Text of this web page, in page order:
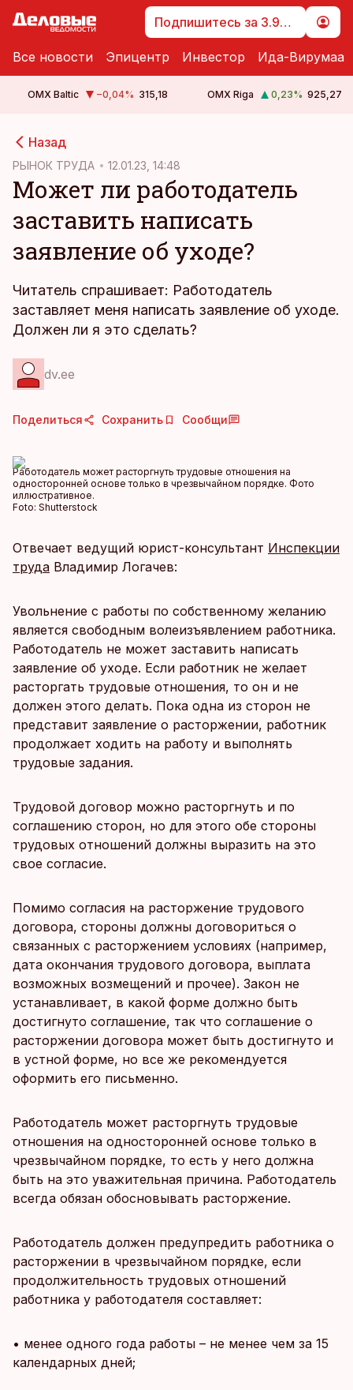
Подпишитесь за 3.99 €
Все новости Эпицентр Инвестор Ида-Вирумаа
OMX Baltic −0,04% 315,18 OMX Riga 0,23% 925,27
Назад
РЫНОК ТРУДА 12.01.23, 14:48
Может ли работодатель
заставить написать
заявление об уходе?
Читатель спрашивает: Работодатель
заставляет меня написать заявление об уходе.
Должен ли я это сделать?
dv.ee
Поделиться Сохранить Сообщи
Работодатель может расторгнуть трудовые отношения на
односторонней основе только в чрезвычайном порядке. Фото
иллюстративное.
Foto: Shutterstock
Отвечает ведущий юрист-консультант Инспекции
труда Владимир Логачев:
Увольнение с работы по собственному желанию
является свободным волеизъявлением работника.
Работодатель не может заставить написать
заявление об уходе. Если работник не желает
расторгать трудовые отношения, то он и не
должен этого делать. Пока одна из сторон не
представит заявление о расторжении, работник
продолжает ходить на работу и выполнять
трудовые задания.
Трудовой договор можно расторгнуть и по
соглашению сторон, но для этого обе стороны
трудовых отношений должны выразить на это
свое согласие.
Помимо согласия на расторжение трудового
договора, стороны должны договориться о
связанных с расторжением условиях (например,
дата окончания трудового договора, выплата
возможных возмещений и прочее). Закон не
устанавливает, в какой форме должно быть
достигнуто соглашение, так что соглашение о
расторжении договора может быть достигнуто и
в устной форме, но все же рекомендуется
оформить его письменно.
Работодатель может расторгнуть трудовые
отношения на односторонней основе только в
чрезвычайном порядке, то есть у него должна
быть на это уважительная причина. Работодатель
всегда обязан обосновывать расторжение.
Работодатель должен предупредить работника о
расторжении в чрезвычайном порядке, если
продолжительность трудовых отношений
работника у работодателя составляет:
• менее одного года работы – не менее чем за 15
календарных дней;